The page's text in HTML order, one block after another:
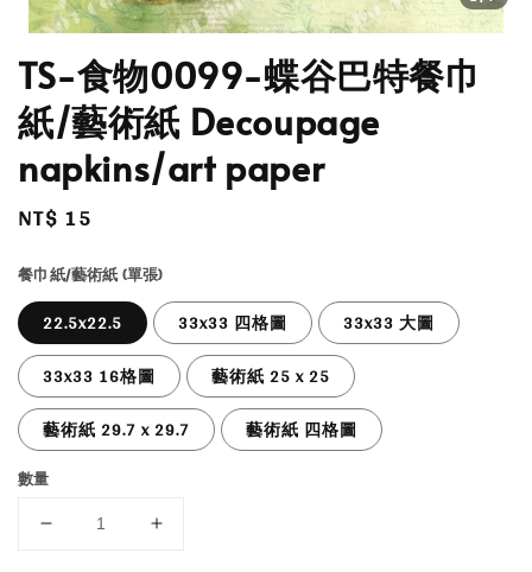
TS-食物0099-蝶谷巴特餐巾
紙/藝術紙 Decoupage
napkins/art paper
Regular
NT$ 15
餐巾紙/藝術紙 (單張)
22.5x22.5 33x33 四格圖
33x33 大圖
33x33 16格圖
藝術紙 25 x 25
藝術紙 29.7 x 29.7
藝術紙 四格圖
數量